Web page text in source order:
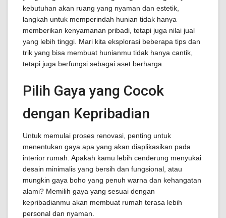
kebutuhan akan ruang yang nyaman dan estetik,
langkah untuk memperindah hunian tidak hanya
memberikan kenyamanan pribadi, tetapi juga nilai jual
yang lebih tinggi. Mari kita eksplorasi beberapa tips dan
trik yang bisa membuat hunianmu tidak hanya cantik,
tetapi juga berfungsi sebagai aset berharga.
Pilih Gaya yang Cocok
dengan Kepribadian
Untuk memulai proses renovasi, penting untuk
menentukan gaya apa yang akan diaplikasikan pada
interior rumah. Apakah kamu lebih cenderung menyukai
desain minimalis yang bersih dan fungsional, atau
mungkin gaya boho yang penuh warna dan kehangatan
alami? Memilih gaya yang sesuai dengan
kepribadianmu akan membuat rumah terasa lebih
personal dan nyaman.